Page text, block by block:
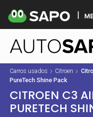
Carros usados Citroen
PureTech Shine Pack
CITROEN C3
PURETECH